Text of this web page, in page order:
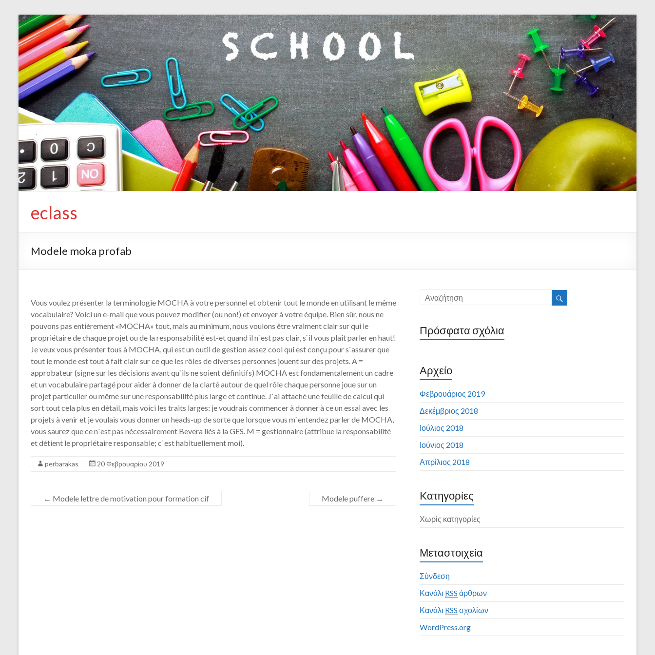
eclass
Modele moka profab
Vous voulez présenter la terminologie MOCHA à votre personnel et obtenir tout le monde en utilisant le même
vocabulaire? Voici un e-mail que vous pouvez modifier (ou non!) et envoyer à votre équipe. Bien sûr, nous ne
pouvons pas entièrement «MOCHA» tout, mais au minimum, nous voulons être vraiment clair sur qui le
propriétaire de chaque projet ou de la responsabilité est-et quand il n`est pas clair, s`il vous plaît parler en haut!
Je veux vous présenter tous à MOCHA, qui est un outil de gestion assez cool qui est conçu pour s`assurer que
tout le monde est tout à fait clair sur ce que les rôles de diverses personnes jouent sur des projets. A =
approbateur (signe sur les décisions avant qu`ils ne soient définitifs) MOCHA est fondamentalement un cadre
et un vocabulaire partagé pour aider à donner de la clarté autour de quel rôle chaque personne joue sur un
projet particulier ou même sur une responsabilité plus large et continue. J`ai attaché une feuille de calcul qui
sort tout cela plus en détail, mais voici les traits larges: je voudrais commencer à donner à ce un essai avec les
projets à venir et je voulais vous donner un heads-up de sorte que lorsque vous m`entendez parler de MOCHA,
vous saurez que ce n`est pas nécessairement Bevera liés à la GES. M = gestionnaire (attribue la responsabilité
et détient le propriétaire responsable; c`est habituellement moi).
perbarakas 20 Φεβρουαρίου 2019
← Modele lettre de motivation pour formation cif Modele puffere →
Πρόσφατα σχόλια
Αρχείο
Φεβρουάριος 2019
Δεκέμβριος 2018
Ιούλιος 2018
Ιούνιος 2018
Απρίλιος 2018
Kατηγορίες
Χωρίς κατηγορίες
Μεταστοιχεία
Σύνδεση
Κανάλι RSS άρθρων
Κανάλι RSS σχολίων
WordPress.org